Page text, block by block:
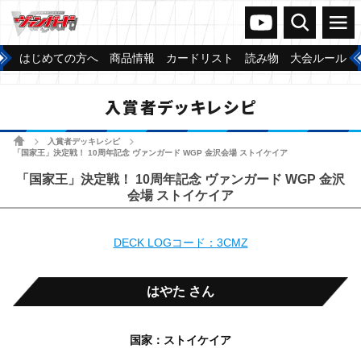
ヴァンガードch
検索 メニュー
はじめての方へ 商品情報 カードリスト 読み物 大会ルール
入賞者デッキレシピ
ホーム 入賞者デッキレシピ
「国家王」決定戦！ 10周年記念 ヴァンガード WGP 金沢会場 ストイケイア
「国家王」決定戦！ 10周年記念 ヴァンガード WGP 金沢
会場 ストイケイア
DECK LOGコード：3CMZ
はやた さん
国家：ストイケイア